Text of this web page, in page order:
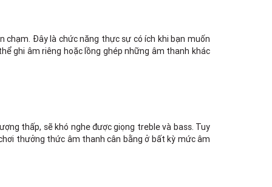
chạm. Đây là chức năng thực sự có ích khi bạn muốn
ghi âm riêng hoặc lồng ghép những âm thanh khác
thấp, sẽ khó nghe được giọng treble và bass. Tuy
thưởng thức âm thanh cân bằng ở bất kỳ mức âm